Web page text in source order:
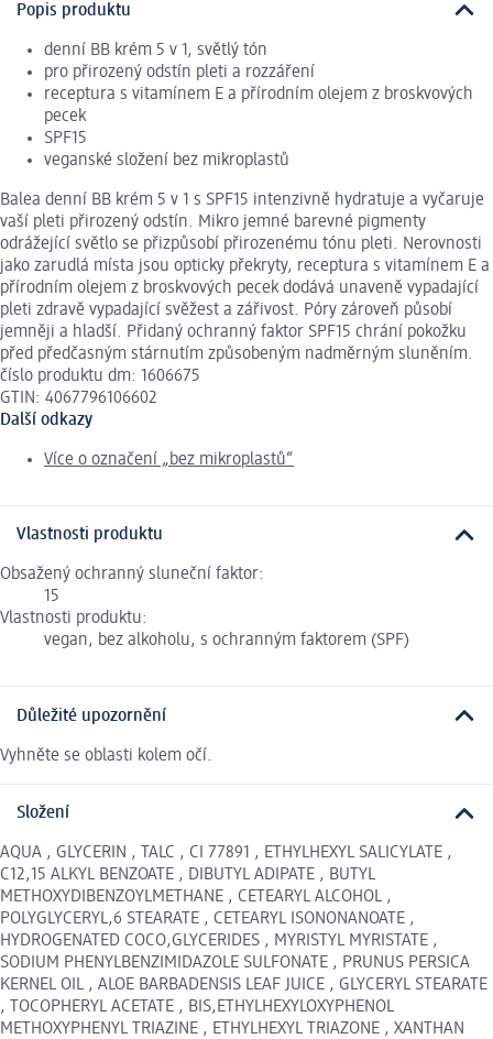
Popis produktu
denní BB krém 5 v 1, světlý tón
pro přirozený odstín pleti a rozzáření
receptura s vitamínem E a přírodním olejem z broskvových
pecek
SPF15
veganské složení bez mikroplastů
Balea denní BB krém 5 v 1 s SPF15 intenzivně hydratuje a vyčaruje
vaší pleti přirozený odstín. Mikro jemné barevné pigmenty
odrážející světlo se přizpůsobí přirozenému tónu pleti. Nerovnosti
jako zarudlá místa jsou opticky překryty, receptura s vitamínem E a
přírodním olejem z broskvových pecek dodává unaveně vypadající
pleti zdravě vypadající svěžest a zářivost. Póry zároveň působí
jemněji a hladší. Přidaný ochranný faktor SPF15 chrání pokožku
před předčasným stárnutím způsobeným nadměrným sluněním.
číslo produktu dm: 1606675
GTIN: 4067796106602
Další odkazy
Více o označení „bez mikroplastů“
Vlastnosti produktu
Obsažený ochranný sluneční faktor:
15
Vlastnosti produktu:
vegan, bez alkoholu, s ochranným faktorem (SPF)
Důležité upozornění
Vyhněte se oblasti kolem očí.
Složení
AQUA , GLYCERIN , TALC , CI 77891 , ETHYLHEXYL SALICYLATE ,
C12,15 ALKYL BENZOATE , DIBUTYL ADIPATE , BUTYL
METHOXYDIBENZOYLMETHANE , CETEARYL ALCOHOL ,
POLYGLYCERYL,6 STEARATE , CETEARYL ISONONANOATE ,
HYDROGENATED COCO,GLYCERIDES , MYRISTYL MYRISTATE ,
SODIUM PHENYLBENZIMIDAZOLE SULFONATE , PRUNUS PERSICA
KERNEL OIL , ALOE BARBADENSIS LEAF JUICE , GLYCERYL STEARATE
, TOCOPHERYL ACETATE , BIS,ETHYLHEXYLOXYPHENOL
METHOXYPHENYL TRIAZINE , ETHYLHEXYL TRIAZONE , XANTHAN